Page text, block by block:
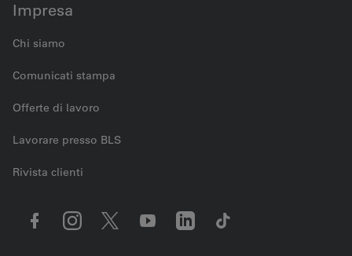
Impresa
Chi siamo
Comunicati stampa
Offerte di lavoro
Lavorare presso BLS
Rivista clienti